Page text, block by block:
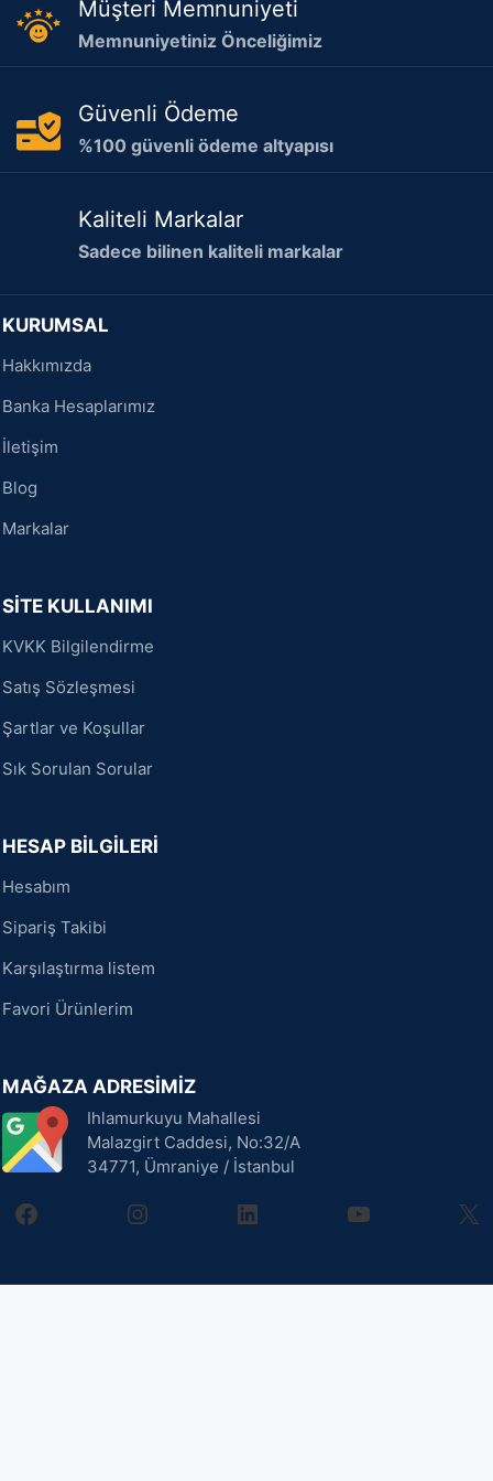
Müşteri Memnuniyeti
Memnuniyetiniz Önceliğimiz
Güvenli Ödeme
%100 güvenli ödeme altyapısı
Kaliteli Markalar
Sadece bilinen kaliteli markalar
KURUMSAL
Hakkımızda
Banka Hesaplarımız
İletişim
Blog
Markalar
SİTE KULLANIMI
KVKK Bilgilendirme
Satış Sözleşmesi
Şartlar ve Koşullar
Sık Sorulan Sorular
HESAP BİLGİLERİ
Hesabım
Sipariş Takibi
Karşılaştırma listem
Favori Ürünlerim
MAĞAZA ADRESİMİZ
Ihlamurkuyu Mahallesi
Malazgirt Caddesi, No:32/A
34771, Ümraniye / İstanbul
facebookinstagramlinkedin youtube X